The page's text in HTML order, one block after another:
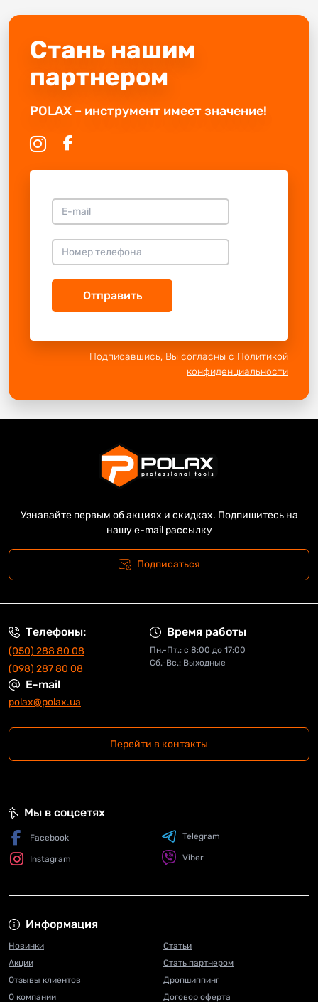
Стань нашим
партнером
POLAX – инструмент имеет значение!
Отправить
Подписавшись, Вы согласны с Политикой
конфиденциальности
Узнавайте первым об акциях и скидках. Подпишитесь на
нашу e-mail рассылку
Подписаться
Телефоны:
(050) 288 80 08
(098) 287 80 08
Время работы
Пн.-Пт.: с 8:00 до 17:00
Сб.-Вс.: Выходные
E-mail
polax@polax.ua
Перейти в контакты
Информация
Новинки
Акции
Отзывы клиентов
О компании
Статьи
Стать партнером
Дропшиппинг
Договор оферта
Мы в соцсетях
Facebook
Instagram
Telegram
Viber